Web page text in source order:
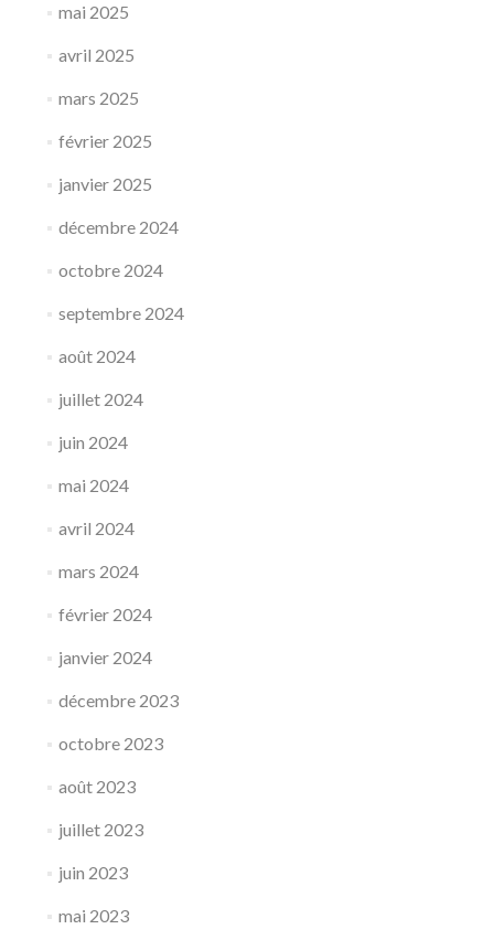
mai 2025
avril 2025
mars 2025
février 2025
janvier 2025
décembre 2024
octobre 2024
septembre 2024
août 2024
juillet 2024
juin 2024
mai 2024
avril 2024
mars 2024
février 2024
janvier 2024
décembre 2023
octobre 2023
août 2023
juillet 2023
juin 2023
mai 2023